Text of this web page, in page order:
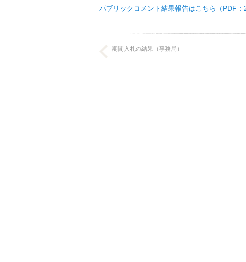
パブリックコメント結果報告はこちら（PDF：
期間入札の結果（事務局）